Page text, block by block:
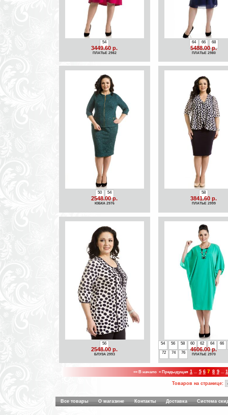
54
3449.60 р.
ПЛАТЬЕ 2982
64 66 68
5488.00 р.
ПЛАТЬЕ 2980
50 54
2548.00 р.
ЮБКА 2976
58
3841.60 р.
ПЛАТЬЕ 2999
56
2548.00 р.
БЛУЗА 2993
54 56 58 60 62 64
66
72
74 76
4606.00 р.
ПЛАТЬЕ 2970
«« В начало « Предыдущая 1 ... 5 6 7 8 9 ...
Товаров на странице:
Все товары О магазине Контакты Доставка Система